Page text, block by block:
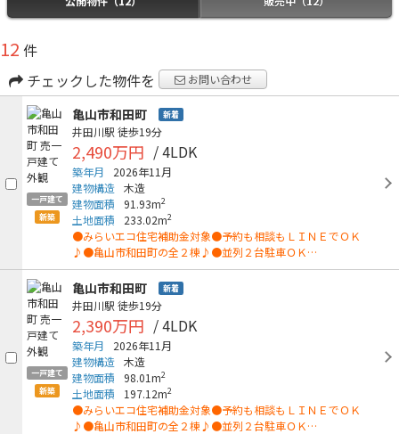
12 件
チェックした物件を
お問い合わせ
一戸建て
新築
亀山市和田町 新着
井田川駅 徒歩19分
2,490万円 / 4LDK
築年月
2026年11月
建物構造 木造
建物面積
91.93m2
土地面積 233.02m2
●みらいエコ住宅補助金対象●予約も相談もＬＩＮＥでＯＫ
♪●亀山市和田町の全２棟♪●並列２台駐車ＯＫ…
一戸建て
新築
亀山市和田町 新着
井田川駅 徒歩19分
2,390万円 / 4LDK
築年月
2026年11月
建物構造 木造
建物面積
98.01m2
土地面積 197.12m2
●みらいエコ住宅補助金対象●予約も相談もＬＩＮＥでＯＫ
♪●亀山市和田町の全２棟♪●並列２台駐車ＯＫ…